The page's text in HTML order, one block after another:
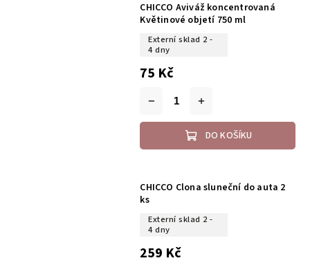
CHICCO Aviváž koncentrovaná
Květinové objetí 750 ml
Externí sklad 2 -
4 dny
75 Kč
DO KOŠÍKU
CHICCO Clona sluneční do auta 2
ks
Externí sklad 2 -
4 dny
259 Kč